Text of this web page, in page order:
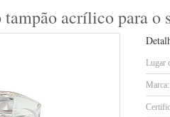
acrílico para o
Lugar
Marca: